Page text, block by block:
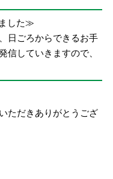
した≫
日ごろからできるお手
信していきますので、
ただきありがとうござ